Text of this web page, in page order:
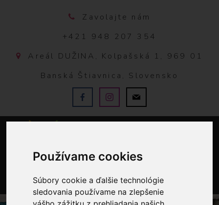
Používame cookies
Súbory cookie a ďalšie technológie
sledovania používame na zlepšenie
Zavolajte nám
+421 948 207 354
Areál DUŽINA, Kolpašská 1, 969 01
Banská Štiavnica, Slovensko